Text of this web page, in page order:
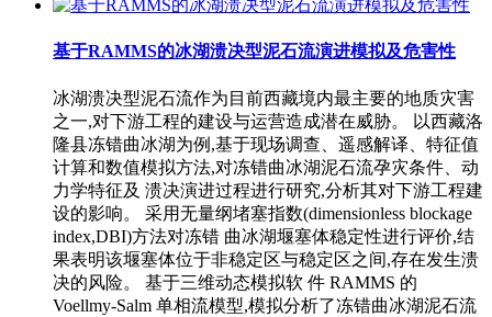
基于RAMMS的冰湖溃决型泥石流演进模拟及危害性
冰湖溃决型泥石流作为目前西藏境内最主要的地质灾害
之一,对下游工程的建设与运营造成潜在威胁。 以西藏洛
隆县冻错曲冰湖为例,基于现场调查、遥感解译、特征值
计算和数值模拟方法,对冻错曲冰湖泥石流孕灾条件、动
力学特征及 溃决演进过程进行研究,分析其对下游工程建
设的影响。 采用无量纲堵塞指数(dimensionless blockage
index,DBI)方法对冻错 曲冰湖堰塞体稳定性进行评价,结
果表明该堰塞体位于非稳定区与稳定区之间,存在发生溃
决的风险。 基于三维动态模拟软 件 RAMMS 的
Voellmy-Salm 单相流模型,模拟分析了冻错曲冰湖泥石流